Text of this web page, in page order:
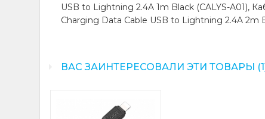
USB to Lightning 2.4A 1m Black (CALYS-A01),
Charging Data Cable USB to Lightning 2.4A 2m
ВАС ЗАИНТЕРЕСОВАЛИ ЭТИ ТОВАРЫ